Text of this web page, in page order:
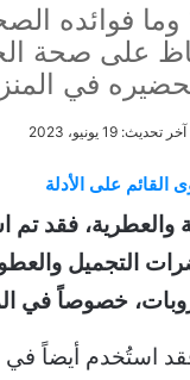
وما فوائده
على صحة
في
آخر تحديث: 19 يونيو، 2023
القائم على الأدلة
والعطرية، فقد تم
التجميل
خصوصاً في
استُخدم أيضاً في